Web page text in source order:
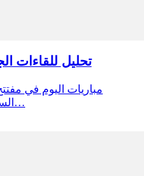
تحليل للقاءات
الستيدة للنجم.. وأي رد فعل للترجي ضد…